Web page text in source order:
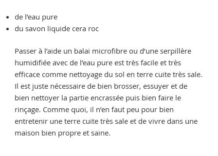
de l’eau pure
du savon liquide cera roc
Passer à l’aide un balai microfibre ou d’une serpillère
humidifiée avec de l’eau pure est très facile et très
efficace comme nettoyage du sol en terre cuite très sale.
Il est juste nécessaire de bien brosser, essuyer et de
bien nettoyer la partie encrassée puis bien faire le
rinçage. Comme quoi, il n’en faut peu pour bien
entretenir une terre cuite très sale et de vivre dans une
maison bien propre et saine.